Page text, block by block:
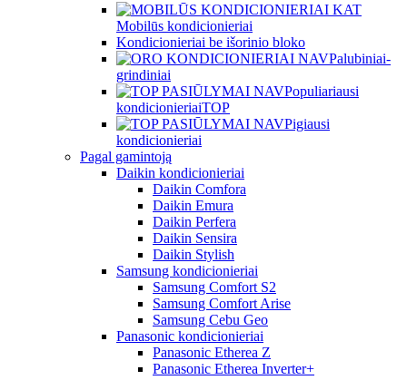
Mobilūs kondicionieriai
Kondicionieriai be išorinio bloko
Palubiniai-
grindiniai
Populiariausi
kondicionieriaiTOP
Pigiausi
kondicionieriai
Pagal gamintoją
Daikin kondicionieriai
Daikin Comfora
Daikin Emura
Daikin Perfera
Daikin Sensira
Daikin Stylish
Samsung kondicionieriai
Samsung Comfort S2
Samsung Comfort Arise
Samsung Cebu Geo
Panasonic kondicionieriai
Panasonic Etherea Z
Panasonic Etherea Inverter+